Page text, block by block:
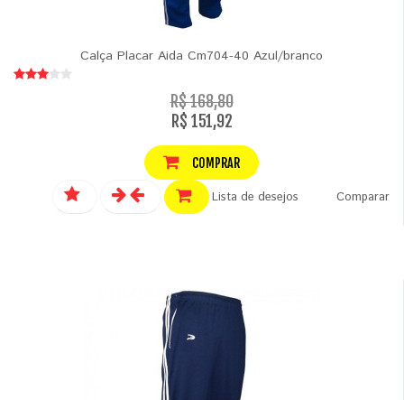
Calça Placar Aida Cm704-40 Azul/branco
R$ 168,80
R$ 151,92
COMPRAR
Lista de desejos Comparar